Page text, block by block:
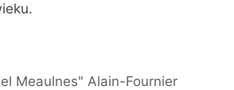
Meaulnes" Alain-Fournier